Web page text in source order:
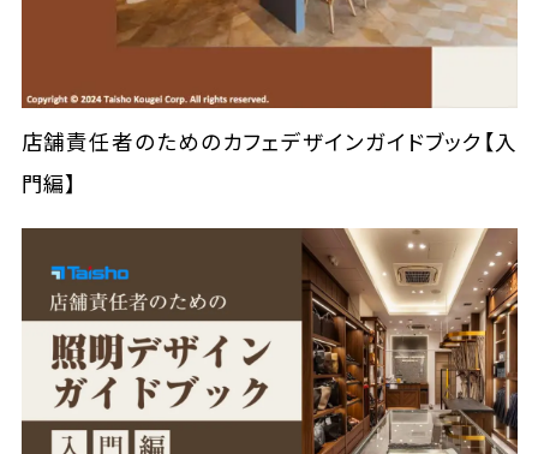
店舗責任者のためのカフェデザインガイドブック【入
門編】